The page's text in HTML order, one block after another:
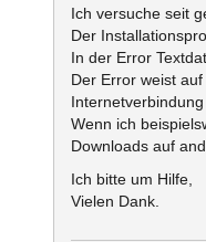
Ich versuche seit
Der
In der Error
Der Error weist
Wenn ich
Downloads auf
Ich bitte um Hilfe,
Vielen Dank.